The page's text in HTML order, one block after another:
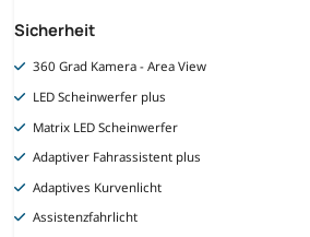
Sicherheit
360 Grad Kamera - Area View
LED Scheinwerfer plus
Matrix LED Scheinwerfer
Adaptiver Fahrassistent plus
Adaptives Kurvenlicht
Assistenzfahrlicht